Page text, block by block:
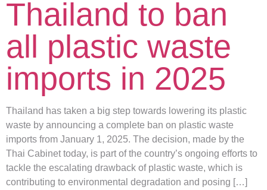
Thailand to ban
all plastic waste
imports in 2025
Thailand has taken a big step towards lowering its plastic
waste by announcing a complete ban on plastic waste
imports from January 1, 2025. The decision, made by the
Thai Cabinet today, is part of the country’s ongoing efforts to
tackle the escalating drawback of plastic waste, which is
contributing to environmental degradation and posing […]